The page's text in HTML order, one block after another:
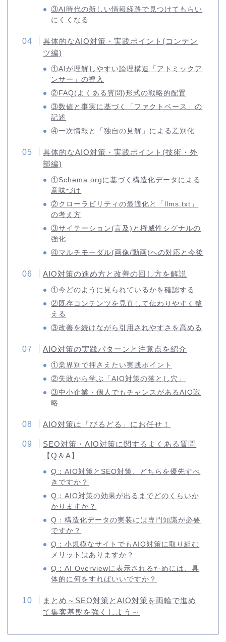
③AI時代の新しい情報経路で見つけてもらい
にくくなる
具体的なAIO対策・実践ポイント(コンテン
ツ編)
①AIが理解しやすい論理構造「アトミックア
ンサー」の導入
②FAQ(よくある質問)形式の戦略的配置
③数値と事実に基づく「ファクトベース」の
記述
④一次情報と「独自の見解」による差別化
具体的なAIO対策・実践ポイント(技術・外
部編)
①Schema.orgに基づく構造化データによる
意味づけ
②クローラビリティの最適化と「llms.txt」
の考え方
③サイテーション(言及)と権威性シグナルの
強化
④マルチモーダル(画像/動画)への対応と今後
AIO対策の進め方と改善の回し方を解説
①今どのように見られているかを確認する
②既存コンテンツを見直して伝わりやすく整
える
③改善を続けながら引用されやすさを高める
AIO対策の実践パターンと注意点を紹介
①業界別で押さえたい実践ポイント
②失敗から学ぶ「AIO対策の落とし穴」
③中小企業・個人でもチャンスがあるAIO戦
略
AIO対策は「びるどる」にお任せ！
SEO対策・AIO対策に関するよくある質問
【Q＆A】
Q：AIO対策とSEO対策、どちらを優先すべ
きですか？
Q：AIO対策の効果が出るまでどのくらいか
かりますか？
Q：構造化データの実装には専門知識が必要
ですか？
Q：小規模なサイトでもAIO対策に取り組む
メリットはありますか？
Q：AI Overviewに表示されるためには、具
体的に何をすればいいですか？
まとめ～SEO対策とAIO対策を両輪で進め
て集客基盤を強くしよう～